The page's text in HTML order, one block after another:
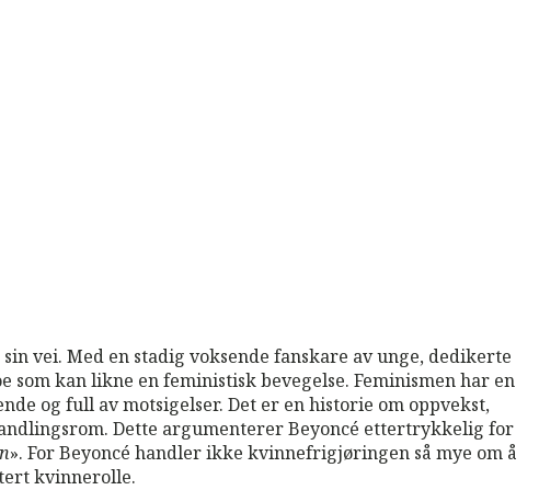
vei. Med en stadig voksende fanskare av unge, dedikerte
som kan likne en feministisk bevegelse. Feminismen har en
og full av motsigelser. Det er en historie om oppvekst,
Dette argumenterer Beyoncé ettertrykkelig for
». For Beyoncé handler ikke kvinnefrigjøringen så mye om å
kvinnerolle.